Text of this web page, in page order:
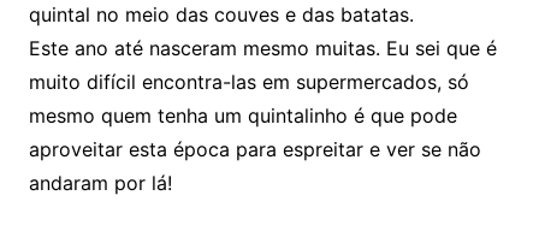
quintal no meio das couves e das batatas.
Este ano até nasceram mesmo muitas. Eu sei que é
muito difícil encontra-las em supermercados, só
mesmo quem tenha um quintalinho é que pode
aproveitar esta época para espreitar e ver se não
andaram por lá!